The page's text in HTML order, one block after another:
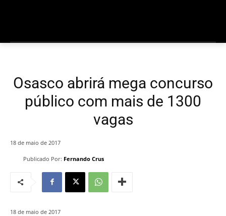
Osasco abrirá mega concurso
público com mais de 1300
vagas
Publicado Por: Fernando Crus
18 de maio de 2017
18 de maio de 2017